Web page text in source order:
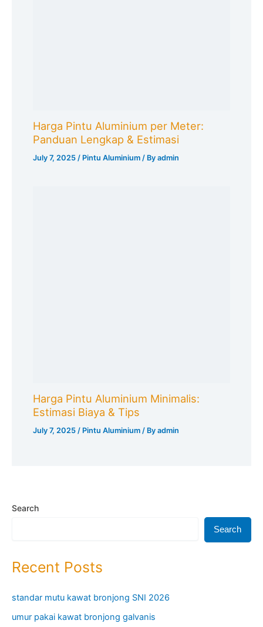
Harga Pintu Aluminium per Meter:
Panduan Lengkap & Estimasi
July 7, 2025 / Pintu Aluminium / Byadmin
Harga Pintu Aluminium Minimalis:
Estimasi Biaya & Tips
July 7, 2025 / Pintu Aluminium / Byadmin
Search
Search
Recent Posts
standar mutu kawat bronjong SNI 2026
umur pakai kawat bronjong galvanis